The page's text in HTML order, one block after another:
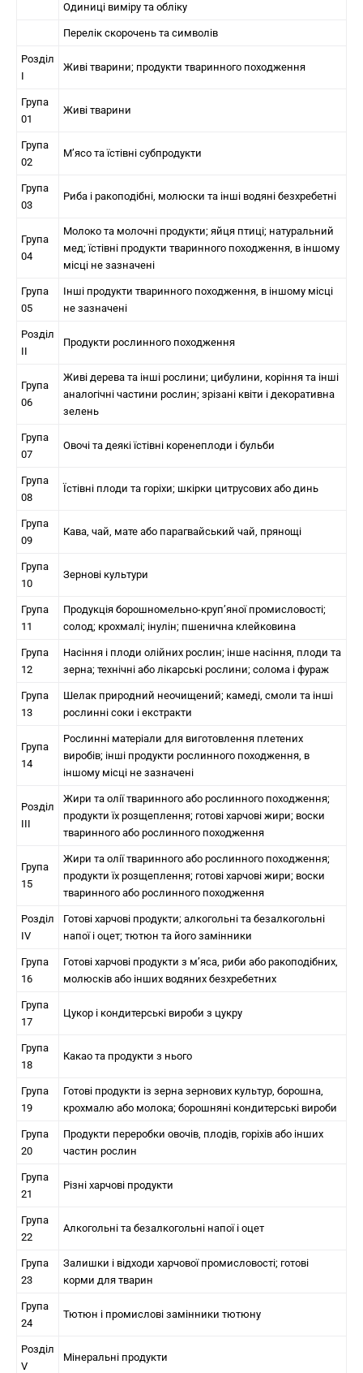
Одиниці виміру та обліку
Перелік скорочень та символів
Розділ
I
Живі тварини; продукти тваринного походження
Група
01
Живі тварини
Група
02
М’ясо та їстівні субпродукти
Група
03
Риба і ракоподібні, молюски та інші водяні безхребетні
Група
04
Молоко та молочні продукти; яйця птиці; натуральний
мед; їстівні продукти тваринного походження, в іншому
місці не зазначені
Група
05
Інші продукти тваринного походження, в іншому місці
не зазначені
Розділ
II
Продукти рослинного походження
Група
06
Живі дерева та інші рослини; цибулини, коріння та інші
аналогічні частини рослин; зрізані квіти і декоративна
зелень
Група
07
Овочі та деякі їстівні коренеплоди і бульби
Група
08
Їстівні плоди та горіхи; шкірки цитрусових або динь
Група
09
Кава, чай, мате або парагвайський чай, прянощі
Група
10
Зернові культури
Група
11
Продукція борошномельно-круп’яної промисловості;
солод; крохмалі; інулін; пшенична клейковина
Група
12
Насіння і плоди олійних рослин; інше насіння, плоди та
зерна; технічні або лікарські рослини; солома і фураж
Група
13
Шелак природний неочищений; камеді, смоли та інші
рослинні соки і екстракти
Група
14
Рослинні матеріали для виготовлення плетених
виробів; інші продукти рослинного походження, в
іншому місці не зазначені
Розділ
III
Жири та олії тваринного або рослинного походження;
продукти їх розщеплення; готові харчові жири; воски
тваринного або рослинного походження
Група
15
Жири та олії тваринного або рослинного походження;
продукти їх розщеплення; готові харчові жири; воски
тваринного або рослинного походження
Розділ
IV
Готові харчові продукти; алкогольні та безалкогольні
напої і оцет; тютюн та його замінники
Група
16
Готові харчові продукти з м’яса, риби або ракоподібних,
молюсків або інших водяних безхребетних
Група
17
Цукор і кондитерські вироби з цукру
Група
18
Какао та продукти з нього
Група
19
Готові продукти із зерна зернових культур, борошна,
крохмалю або молока; борошняні кондитерські вироби
Група
20
Продукти переробки овочів, плодів, горіхів або інших
частин рослин
Група
21
Різні харчові продукти
Група
22
Алкогольні та безалкогольні напої і оцет
Група
23
Залишки і відходи харчової промисловості; готові
корми для тварин
Група
24
Тютюн і промислові замінники тютюну
Розділ
V
Мінеральні продукти